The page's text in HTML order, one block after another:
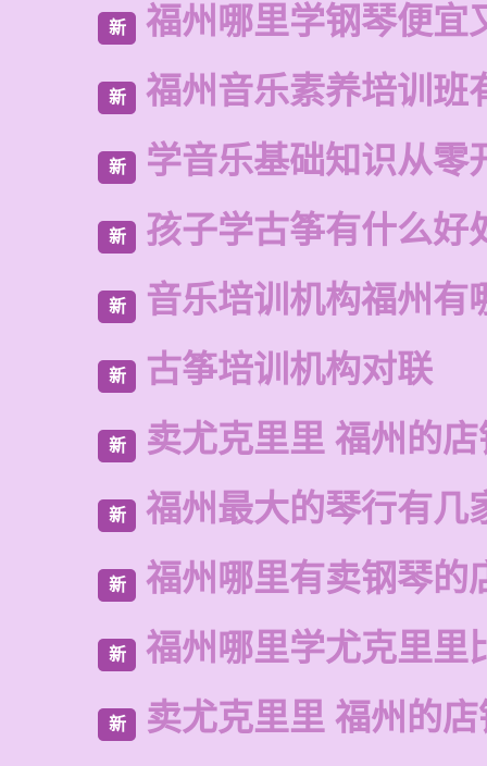
新 福州哪里学钢琴便宜
新 福州音乐素养培训班
新 学音乐基础知识从零
新 孩子学古筝有什么好
新 音乐培训机构福州有
新 古筝培训机构对联
新 卖尤克里里 福州的
新 福州最大的琴行有几
新 福州哪里有卖钢琴的
新 福州哪里学尤克里里
新 卖尤克里里 福州的